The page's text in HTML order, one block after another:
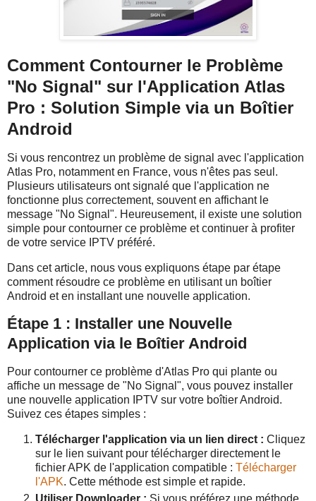
Comment Contourner le Problème
"No Signal" sur l'Application Atlas
Pro : Solution Simple via un Boîtier
Android
Si vous rencontrez un problème de signal avec l'application
Atlas Pro, notamment en France, vous n'êtes pas seul.
Plusieurs utilisateurs ont signalé que l'application ne
fonctionne plus correctement, souvent en affichant le
message "No Signal". Heureusement, il existe une solution
simple pour contourner ce problème et continuer à profiter
de votre service IPTV préféré.
Dans cet article, nous vous expliquons étape par étape
comment résoudre ce problème en utilisant un boîtier
Android et en installant une nouvelle application.
Étape 1 : Installer une Nouvelle
Application via le Boîtier Android
Pour contourner ce problème d'Atlas Pro qui plante ou
affiche un message de "No Signal", vous pouvez installer
une nouvelle application IPTV sur votre boîtier Android.
Suivez ces étapes simples :
Télécharger l'application via un lien direct : Cliquez
sur le lien suivant pour télécharger directement le
fichier APK de l'application compatible : Télécharger
l'APK. Cette méthode est simple et rapide.
Utiliser Downloader : Si vous préférez une méthode